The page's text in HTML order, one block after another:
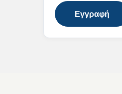
Εγγραφή